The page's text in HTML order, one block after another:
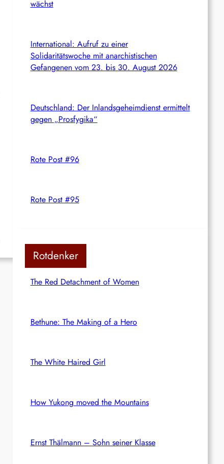
wächst
International: Aufruf zu einer
Solidaritätswoche mit anarchistischen
Gefangenen vom 23. bis 30. August 2026
Deutschland: Der Inlandsgeheimdienst ermittelt
gegen „Prosfygika“
Rote Post #96
Rote Post #95
Rotdenker
The Red Detachment of Women
Bethune: The Making of a Hero
The White Haired Girl
How Yukong moved the Mountains
Ernst Thälmann – Sohn seiner Klasse